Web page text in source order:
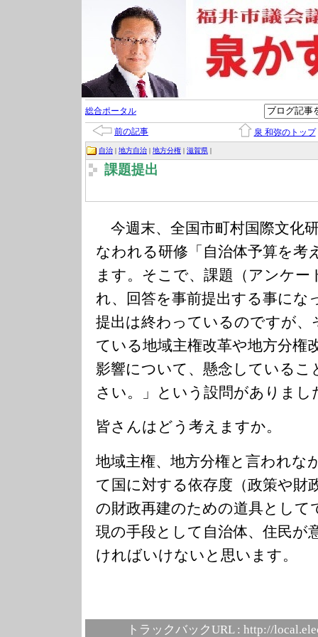
総合ポータル
前の記事 泉 和弥のトップ
自治 | 地方自治 | 地方分権 | 滋賀県 |
課題提出
今週末、全国市町村国際文化
なわれる研修「自治体予算を考
ます。そこで、課題（アンケ
れ、回答を事前提出する事にな
提出は終わっているのですが、
ている地域主権改革や地方分権
影響について、懸念しているこ
さい。」という設問がありまし
皆さんはどう考えますか。
地域主権、地方分権と言われな
て国に対する依存度（政策や財
の財政再建のための道具として
現の手段として自治体、住民が
ければいけないと思います。
トラックバックURL : http://